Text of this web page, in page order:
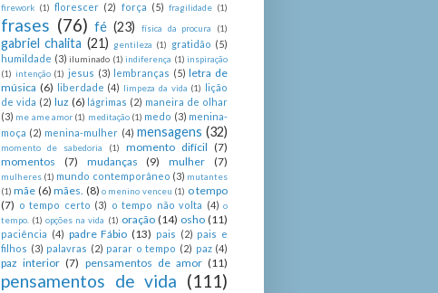
firework (1) florescer (2) força (5) fragilidade (1)
frases (76) fé (23) física da procura (1)
gabriel chalita (21) gentileza (1) gratidão (5)
humildade (3) iluminado (1) indiferença (1) inspiração
(1) intenção (1) jesus (3) lembranças (5) letra de
música (6) liberdade (4) limpeza da vida (1)
lição
de vida (2) luz (6) lágrimas (2) maneira de olhar
(3) me ame amor (1) meditação (1) medo (3) menina-
moça (2) menina-mulher (4) mensagens (32)
momento de sabedoria (1) momento difícil (7)
momentos
(7) mudanças (9) mulher (7)
mulheres (1) mundo contemporâneo (3) mutantes
(1) mãe (6) mães. (8) o menino venceu (1) o tempo
(7) o tempo certo (3) o tempo não volta (4) o
tempo. (1) opções na vida (1) oração (14) osho (11)
paciência (4) padre Fábio (13) pais (2) pais e
filhos (3) palavras (2) parar o tempo (2) paz (4)
paz interior (7) pensamentos de amor (11)
pensamentos de vida (111)